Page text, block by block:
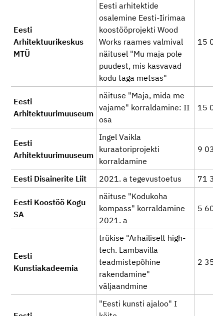
Eesti
Arhitektuurikeskus
MTÜ
Eesti arhitektide
osalemine Eesti-Iirimaa
koostööprojekti Wood
Works raames valmival
näitusel "Mu maja pole
puudest, mis kasvavad
kodu taga metsas"
15 000
Eesti
Arhitektuurimuuseum
näituse "Maja, mida me
vajame" korraldamine: II
osa
15 000
Eesti
Arhitektuurimuuseum
Ingel Vaikla
kuraatoriprojekti
korraldamine
9 032
Eesti Disainerite Liit 2021. a tegevustoetus 71 335
Eesti Koostöö Kogu
SA
näituse "Kodukoha
kompass" korraldamine
2021. a
5 600
Eesti
Kunstiakadeemia
trükise "Arhailiselt high-
tech. Lambavilla
teadmistepõhine
rakendamine"
väljaandmine
2 350
"Eesti kunsti ajaloo" I